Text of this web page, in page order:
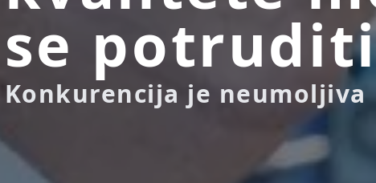
se
Konkurencija je neumoljiva